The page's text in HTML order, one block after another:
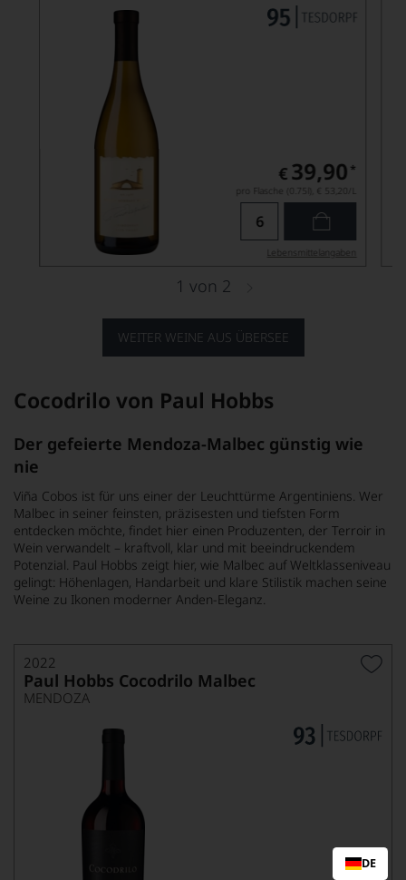
WEITER WEINE AUS ÜBERSEE
€ 39,90 *
pro Flasche (0.75l), € 53,20 /L
Lebensmittel­angaben
1 von 2
Cocodrilo von Paul Hobbs
Der gefeierte Mendoza-Malbec günstig wie
nie
Viña Cobos ist für uns einer der Leuchttürme Argentiniens. Wer
Malbec in seiner feinsten, präzisesten und tiefsten Form
entdecken möchte, findet hier einen Produzenten, der Terroir in
Wein verwandelt – kraftvoll, klar und mit beeindruckendem
Potenzial. Paul Hobbs zeigt hier, wie Malbec auf Weltklasseniveau
gelingt: Höhenlagen, Handarbeit und klare Stilistik machen seine
Weine zu Ikonen moderner Anden-Eleganz.
2022
Paul Hobbs Cocodrilo Malbec
MENDOZA
DE